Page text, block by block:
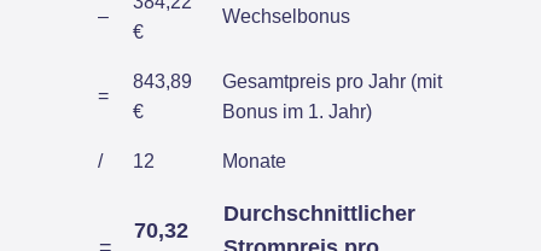
–
€
Wechselbonus
=
843,89
€
Gesamtpreis pro Jahr (mit
Bonus im 1. Jahr)
/ 12 Monate
70,32
Durchschnittlicher